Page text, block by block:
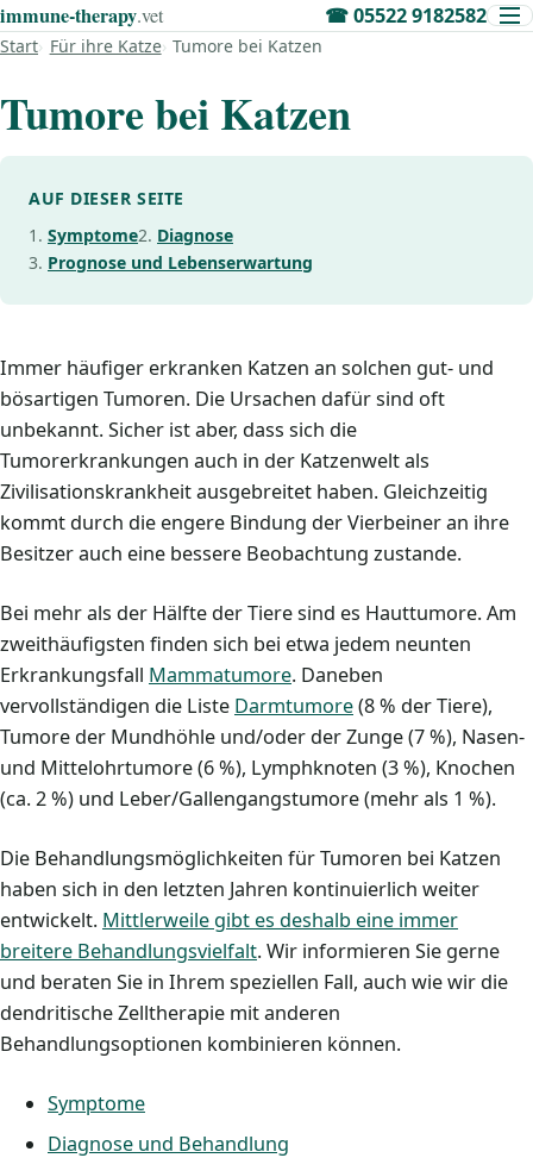
immune‑therapy.vet ☎05522 9182582
Start Für ihre Katze Tumore bei Katzen
Tumore bei Katzen
AUF DIESER SEITE
Symptome
Diagnose
Prognose und Lebenserwartung
Immer häufiger erkranken Katzen an solchen gut- und
bösartigen Tumoren. Die Ursachen dafür sind oft
unbekannt. Sicher ist aber, dass sich die
Tumorerkrankungen auch in der Katzenwelt als
Zivilisationskrankheit ausgebreitet haben. Gleichzeitig
kommt durch die engere Bindung der Vierbeiner an ihre
Besitzer auch eine bessere Beobachtung zustande.
Bei mehr als der Hälfte der Tiere sind es Hauttumore. Am
zweithäufigsten finden sich bei etwa jedem neunten
Erkrankungsfall Mammatumore. Daneben
vervollständigen die Liste Darmtumore(8 % der Tiere),
Tumore der Mundhöhle und/oder der Zunge (7 %), Nasen-
und Mittelohrtumore (6 %), Lymphknoten (3 %), Knochen
(ca. 2 %) und Leber/Gallengangstumore (mehr als 1 %).
Die Behandlungsmöglichkeiten für Tumoren bei Katzen
haben sich in den letzten Jahren kontinuierlich weiter
entwickelt. Mittlerweile gibt es deshalb eine immer
breitere Behandlungsvielfalt. Wir informieren Sie gerne
und beraten Sie in Ihrem speziellen Fall, auch wie wir die
dendritische Zelltherapie mit anderen
Behandlungsoptionen kombinieren können.
Symptome
Diagnose und Behandlung